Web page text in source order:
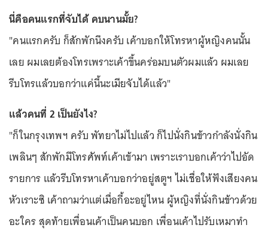
นี่คือคนแรกที่จับได้ คบนานมั้ย?
"คนแรกครับ ก็สักพักนึงครับ เค้าบอกให้โทรหาผู้หญิงคนนั้น
เลย ผมเลยต้องโทรเพราะเค้าขึ้นคร่อมบนตัวผมแล้ว ผมเลย
รีบโทรแล้วบอกว่าแค่นี้นะเมียจับได้แล้ว"
แล้วคนที่ 2 เป็นยังไง?
"ก็ในกรุงเทพฯ ครับ พัทยาไม่ไปแล้ว ก็ไปนั่งกินข้าวกำลังนั่งกิน
เพลินๆ สักพักมีโทรศัพท์เค้าเข้ามา เพราะเราบอกเค้าว่าไปอัด
รายการ แล้วรีบโทรหาเค้าบอกว่าอยู่สตูฯ ไม่เชื่อให้ฟังเสียงคน
หัวเราะซิ เค้าถามว่าแต่เมื่อกี้อะอยู่ไหน ผู้หญิงที่นั่งกินข้าวด้วย
อะใคร สุดท้ายเพื่อนเค้าเป็นคนบอก เพื่อนเค้าไปรับเหมาทำ